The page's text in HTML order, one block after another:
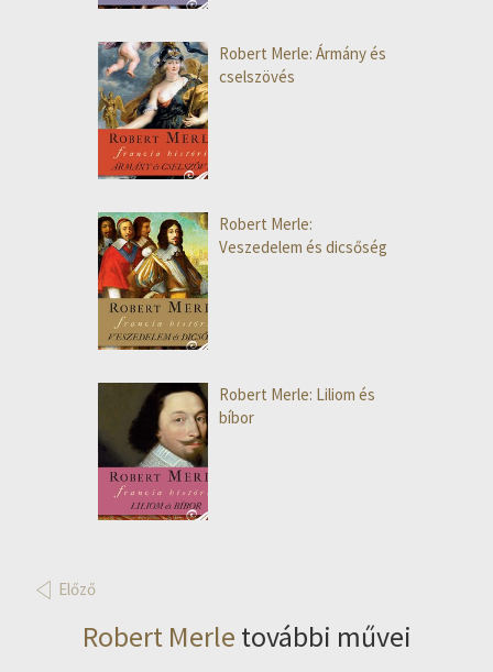
Robert Merle: Ármány és
cselszövés
Robert Merle:
Veszedelem és dicsőség
Robert Merle: Liliom és
bíbor
Előző
Robert Merle további művei